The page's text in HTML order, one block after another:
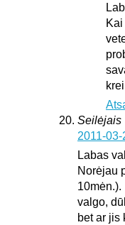
Seilėjais
2011-
Labas
Norėjau
valgo,
bet ar jis